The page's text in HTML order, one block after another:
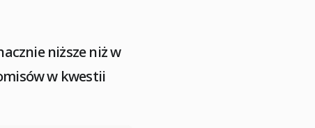
niższe niż w
w kwestii